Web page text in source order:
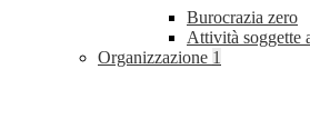
Burocrazia zero
Attività soggette
Organizzazione 1